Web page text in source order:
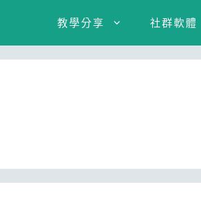
教學分享 社群軟體